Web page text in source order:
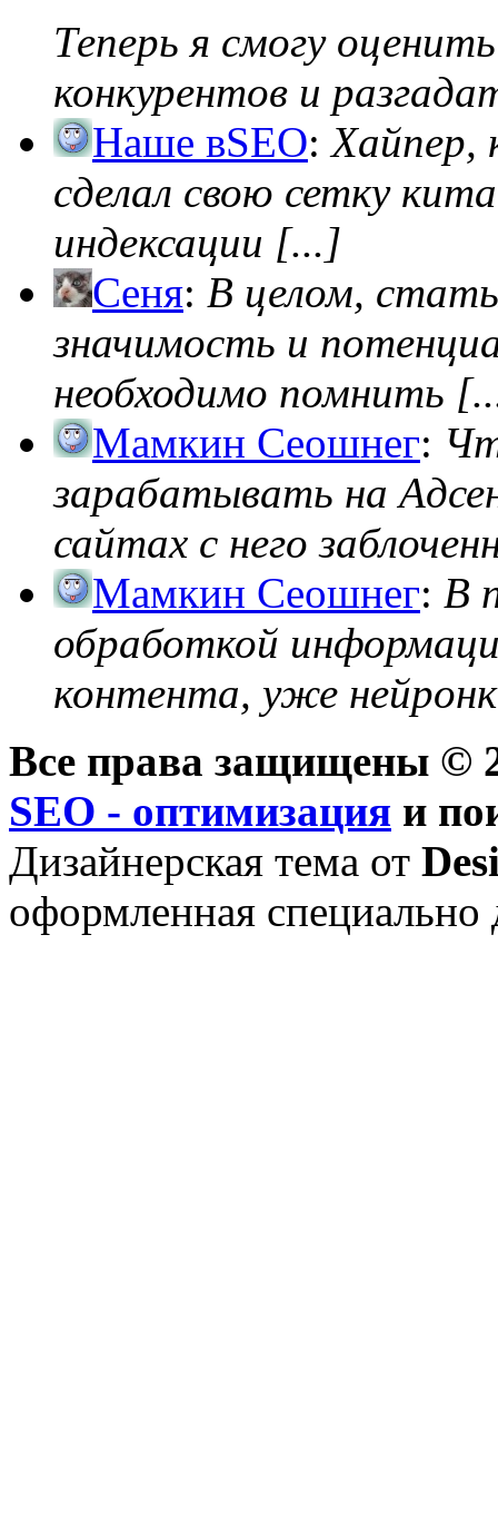
Теперь я смогу
конкурентов и
Наше вSEO:Хайпер,
сделал свою сетку
индексации [...]
Сеня: В целом,
значимость и
необходимо помнить
Мамкин Сеошнег:
зарабатывать на
сайтах с него
Мамкин Сеошнег: В
обработкой
контента, уже
Все права защищены ©
SEO - оптимизация и
Дизайнерская тема от
оформленная